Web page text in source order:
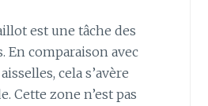
est une tâche des
En comparaison avec
cela s’avère
Cette zone n’est pas